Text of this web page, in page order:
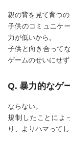
親の背を見て育つの
子供のコミュニケ
力が低いから。
子供と向き合って
ゲームのせいにせ
Q. 暴力的なゲ
ならない。
規制したことによ
り、よりハマって